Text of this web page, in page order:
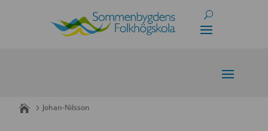
Johan-Nilsson